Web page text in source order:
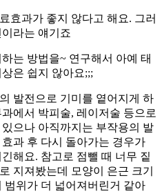
효과가 좋지 않다고 해요. 그러
라는 얘기죠
는 방법을~ 연구해서 아예 태
은 쉽지 않아요;;;
발전으로 기미를 옅어지게 하
에서 박피술, 레이저술 등으로
으나 아직까지는 부작용의 발
과 후 다시 돌아가는 경우가
해요. 참고로 점뺄 때 너무 짙
지져봤는데 모양이 은근 크기
범위가 더 넓어져버린거 같아